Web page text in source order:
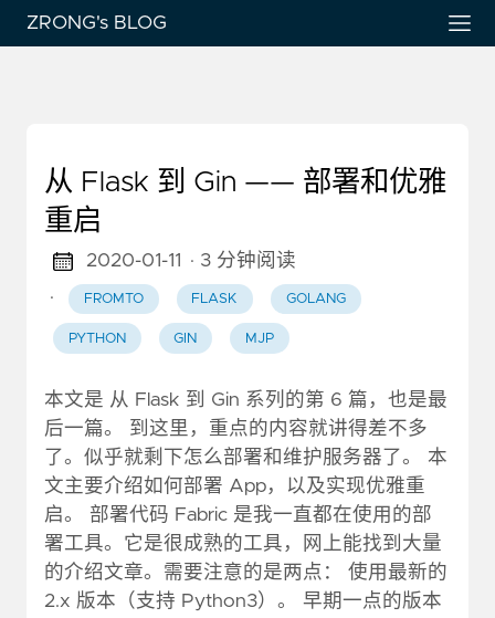
ZRONG's BLOG
从 Flask 到 Gin —— 部署和优雅
重启
2020-01-11
· 3 分钟阅读
·
FROMTO FLASK GOLANG
PYTHON GIN MJP
本文是 从 Flask 到 Gin 系列的第 6 篇，也是最
后一篇。 到这里，重点的内容就讲得差不多
了。似乎就剩下怎么部署和维护服务器了。 本
文主要介绍如何部署 App，以及实现优雅重
启。 部署代码 Fabric 是我一直都在使用的部
署工具。它是很成熟的工具，网上能找到大量
的介绍文章。需要注意的是两点： 使用最新的
2.x 版本（支持 Python3）。 早期一点的版本